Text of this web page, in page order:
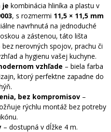
je kombinácia hliníka a plastu v
, s rozmermi 11,5 × 11,5 mm
navrhnutá na jednoduché
a zástenou, táto lišta
nerovných spojov, prachu či
a hygienu vašej kuchyne.
vzhľade – biela farba
ktorý perfektne zapadne do
bez kompromisov –
rýchlu montáž bez potreby
– dostupná v dĺžke 4 m.